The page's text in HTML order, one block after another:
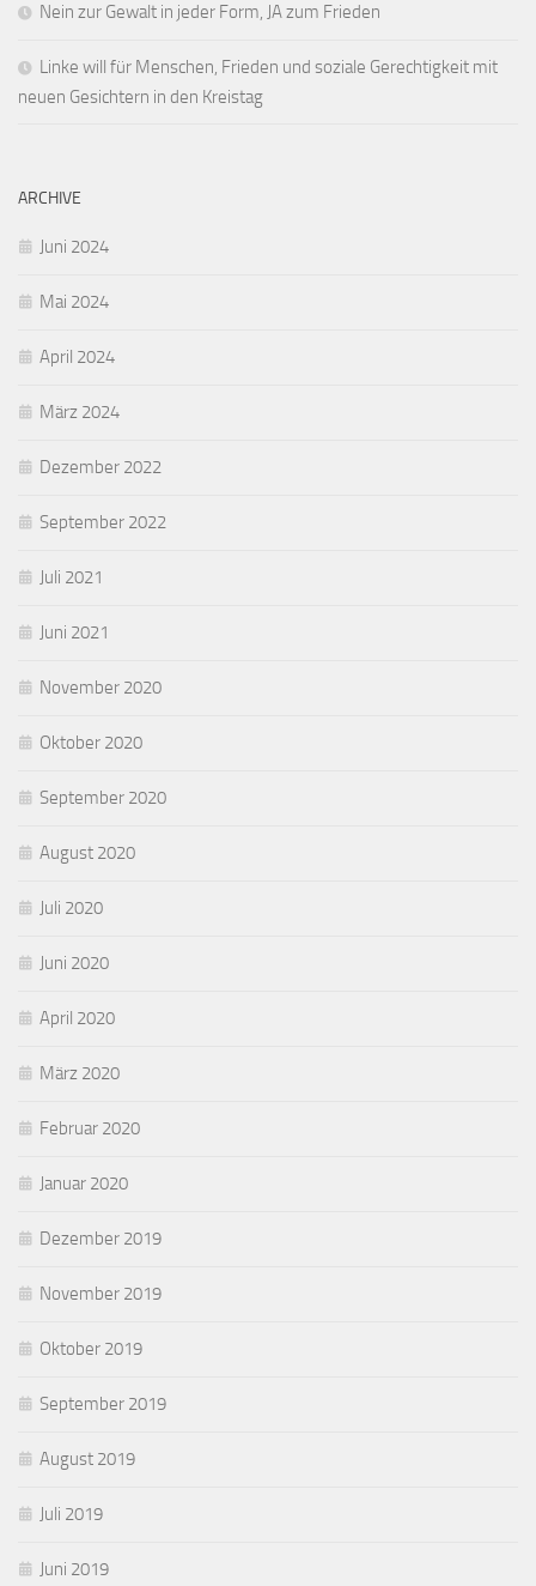
Nein zur Gewalt in jeder Form, JA zum Frieden
Linke will für Menschen, Frieden und soziale Gerechtigkeit mit
neuen Gesichtern in den Kreistag
ARCHIVE
Juni 2024
Mai 2024
April 2024
März 2024
Dezember 2022
September 2022
Juli 2021
Juni 2021
November 2020
Oktober 2020
September 2020
August 2020
Juli 2020
Juni 2020
April 2020
März 2020
Februar 2020
Januar 2020
Dezember 2019
November 2019
Oktober 2019
September 2019
August 2019
Juli 2019
Juni 2019